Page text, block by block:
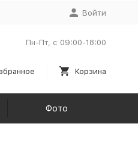
Войти
Пн-Пт, с 09:00-18:00
Корзина
Фото